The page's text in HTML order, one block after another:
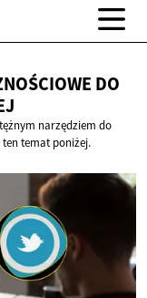
DO
narzędziem do
temat poniżej.